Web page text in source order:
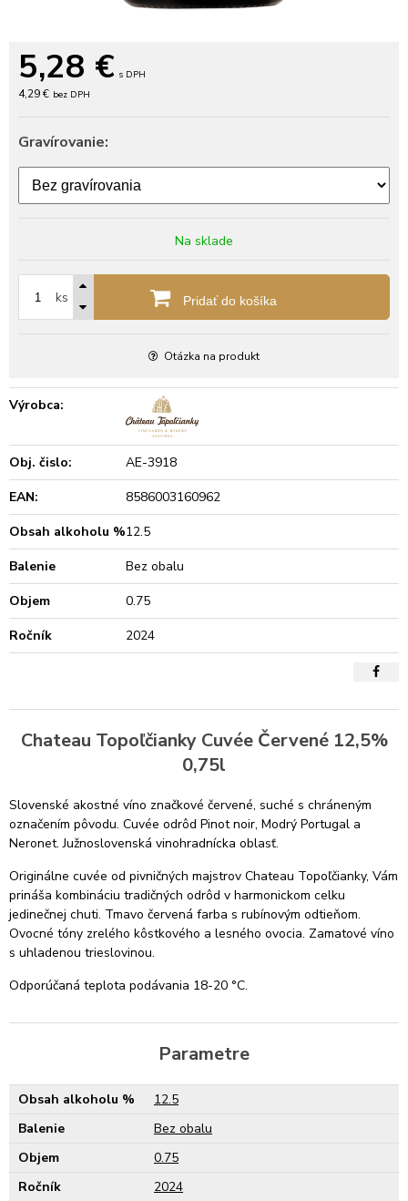
5,28 € s DPH
4,29 € bez DPH
Gravírovanie:
Na sklade
ks Pridať do košíka
Otázka na produkt
Výrobca:
Obj. čislo:
AE-3918
EAN:
8586003160962
Obsah alkoholu %12.5
Balenie
Bez obalu
Objem
0.75
Ročník
2024
Chateau Topoľčianky Cuvée Červené 12,5%
0,75l
Slovenské akostné víno značkové červené, suché s chráneným
označením pôvodu. Cuvée odrôd Pinot noir, Modrý Portugal a
Neronet. Južnoslovenská vinohradnícka oblasť.
Originálne cuvée od pivničných majstrov Chateau Topoľčianky, Vám
prináša kombináciu tradičných odrôd v harmonickom celku
jedinečnej chuti. Tmavo červená farba s rubínovým odtieňom.
Ovocné tóny zrelého kôstkového a lesného ovocia. Zamatové víno
s uhladenou trieslovinou.
Odporúčaná teplota podávania 18-20 °C.
Parametre
Obsah alkoholu %
12.5
Balenie
Bez obalu
Objem
0.75
Ročník
2024